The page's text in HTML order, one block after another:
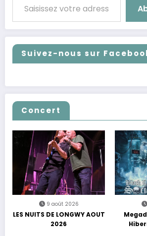
Suivez-nous sur
Concert
9 août 2026
LES NUITS DE LONGWY AOUT
2026